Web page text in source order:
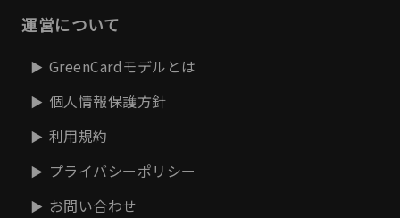
運営について
GreenCardモデルとは
個人情報保護方針
利用規約
プライバシーポリシー
お問い合わせ